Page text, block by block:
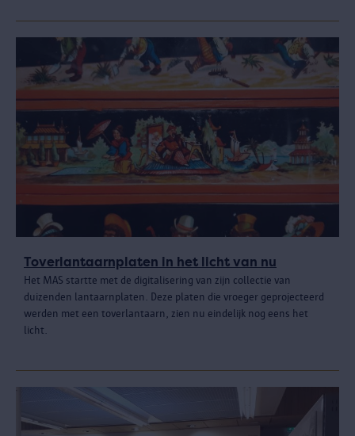
Toverlantaarnplaten in het licht van nu
Het MAS startte met de digitalisering van zijn collectie van
duizenden lantaarnplaten. Deze platen die vroeger geprojecteerd
werden met een toverlantaarn, zien nu eindelijk nog eens het
licht.